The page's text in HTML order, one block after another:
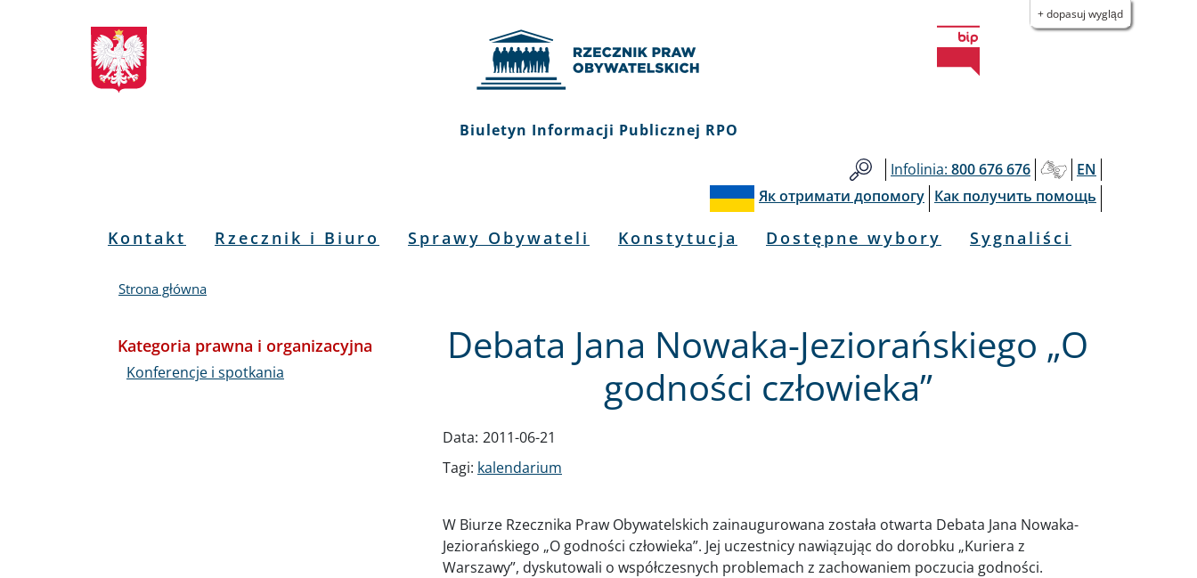
Biuletyn
Informacji
Publicznej
+ dopasuj wygląd
Biuletyn Informacji Publicznej RPO
Infolinia: 800 676 676
EN
Як отримати допомогу Как получить помощь
Menu
Kontakt Rzecznik i Biuro Sprawy Obywateli Konstytucja Dostępne wybory Sygnaliści
Strona główna
Debata Jana Nowaka-Jeziorańskiego „O
godności człowieka”
Data: 2011-06-21
Tagi: kalendarium
W Biurze Rzecznika Praw Obywatelskich zainaugurowana została otwarta Debata Jana Nowaka-
Jeziorańskiego „O godności człowieka”. Jej uczestnicy nawiązując do dorobku „Kuriera z
Warszawy”, dyskutowali o współczesnych problemach z zachowaniem poczucia godności.
Kategoria prawna i organizacyjna
Konferencje i spotkania